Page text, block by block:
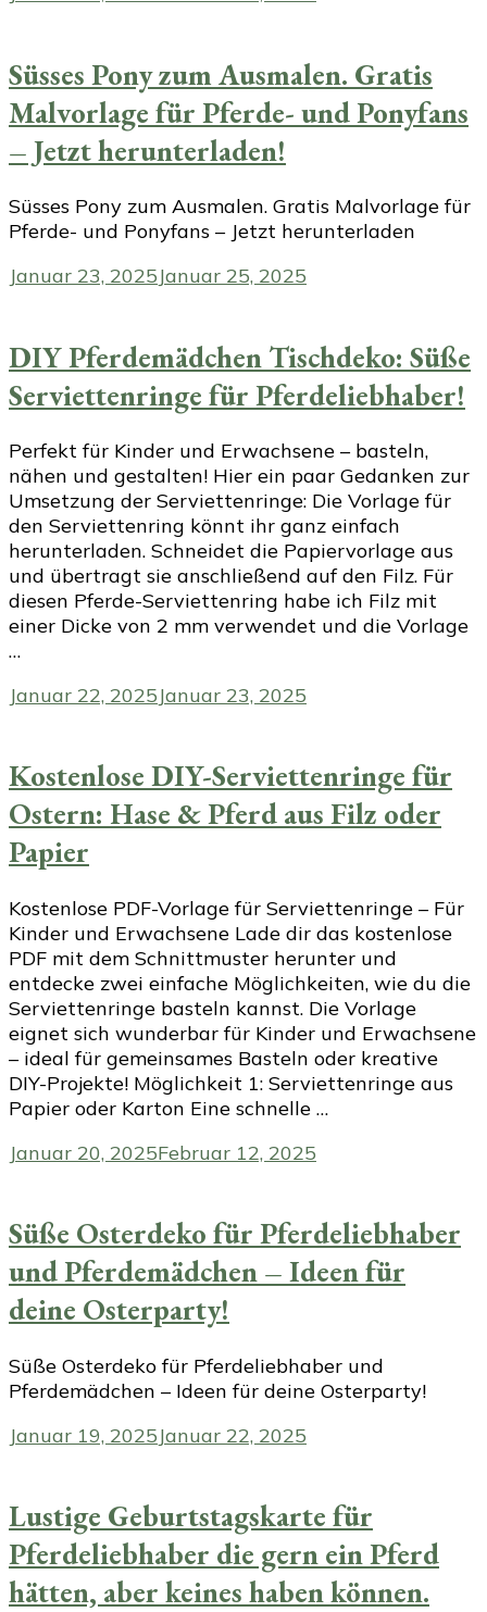
Süsses Pony zum Ausmalen. Gratis
Malvorlage für Pferde- und Ponyfans
– Jetzt herunterladen!
Süsses Pony zum Ausmalen. Gratis Malvorlage für
Pferde- und Ponyfans – Jetzt herunterladen
Januar 23, 2025Januar 25, 2025
DIY Pferdemädchen Tischdeko: Süße
Serviettenringe für Pferdeliebhaber!
Perfekt für Kinder und Erwachsene – basteln,
nähen und gestalten! Hier ein paar Gedanken zur
Umsetzung der Serviettenringe: Die Vorlage für
den Serviettenring könnt ihr ganz einfach
herunterladen. Schneidet die Papiervorlage aus
und übertragt sie anschließend auf den Filz. Für
diesen Pferde-Serviettenring habe ich Filz mit
einer Dicke von 2 mm verwendet und die Vorlage
…
Januar 22, 2025Januar 23, 2025
Kostenlose DIY-Serviettenringe für
Ostern: Hase & Pferd aus Filz oder
Papier
Kostenlose PDF-Vorlage für Serviettenringe – Für
Kinder und Erwachsene Lade dir das kostenlose
PDF mit dem Schnittmuster herunter und
entdecke zwei einfache Möglichkeiten, wie du die
Serviettenringe basteln kannst. Die Vorlage
eignet sich wunderbar für Kinder und Erwachsene
– ideal für gemeinsames Basteln oder kreative
DIY-Projekte! Möglichkeit 1: Serviettenringe aus
Papier oder Karton Eine schnelle …
Januar 20, 2025Februar 12, 2025
Süße Osterdeko für Pferdeliebhaber
und Pferdemädchen – Ideen für
deine Osterparty!
Süße Osterdeko für Pferdeliebhaber und
Pferdemädchen – Ideen für deine Osterparty!
Januar 19, 2025Januar 22, 2025
Lustige Geburtstagskarte für
Pferdeliebhaber die gern ein Pferd
hätten, aber keines haben können.